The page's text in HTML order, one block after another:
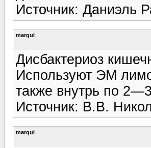
Источник:
margul
Дисбактериоз
Используют ЭМ
также внутрь по
Источник: В.В.
margul